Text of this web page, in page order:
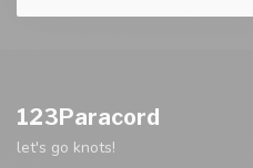
123Paracord
let's go knots!